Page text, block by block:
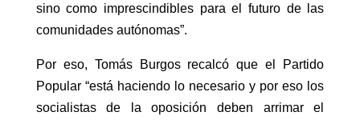
sino como imprescindibles para el futuro de las
comunidades autónomas”.
Por eso, Tomás Burgos recalcó que el Partido
Popular “está haciendo lo necesario y por eso los
socialistas de la oposición deben arrimar el